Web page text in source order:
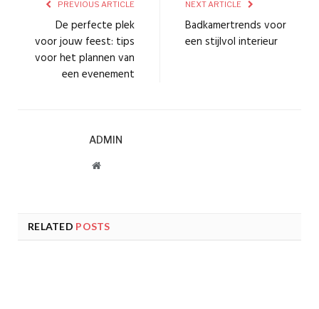
PREVIOUS ARTICLE
De perfecte plek
voor jouw feest: tips
voor het plannen van
een evenement
NEXT ARTICLE
Badkamertrends voor
een stijlvol interieur
ADMIN
Website
RELATED POSTS